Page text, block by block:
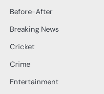
Before-After
Breaking News
Cricket
Crime
Entertainment